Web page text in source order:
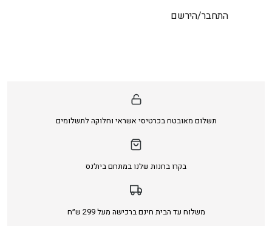
התחבר/הירשם
תשלום מאובטח בכרטיסי אשראי וחלוקה לתשלומים
בקרו בחנות שלנו במתחם בית׳נס
משלוח עד הבית חינם ברכישה מעל 299 ש״ח